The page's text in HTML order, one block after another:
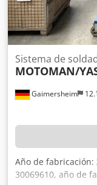
Gaimersheim
Sistema de
MOTOMAN/
Año de fabricación:
30069610, año de